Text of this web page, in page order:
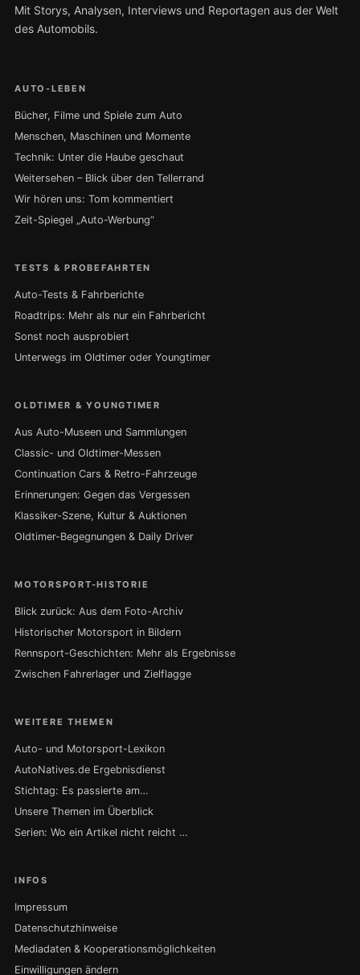
Mit Storys, Analysen, Interviews und Reportagen aus der Welt
des Automobils.
AUTO-LEBEN
Bücher, Filme und Spiele zum Auto
Menschen, Maschinen und Momente
Technik: Unter die Haube geschaut
Weitersehen – Blick über den Tellerrand
Wir hören uns: Tom kommentiert
Zeit-Spiegel „Auto-Werbung“
TESTS & PROBEFAHRTEN
Auto-Tests & Fahrberichte
Roadtrips: Mehr als nur ein Fahrbericht
Sonst noch ausprobiert
Unterwegs im Oldtimer oder Youngtimer
OLDTIMER & YOUNGTIMER
Aus Auto-Museen und Sammlungen
Classic- und Oldtimer-Messen
Continuation Cars & Retro-Fahrzeuge
Erinnerungen: Gegen das Vergessen
Klassiker-Szene, Kultur & Auktionen
Oldtimer-Begegnungen & Daily Driver
MOTORSPORT-HISTORIE
Blick zurück: Aus dem Foto-Archiv
Historischer Motorsport in Bildern
Rennsport-Geschichten: Mehr als Ergebnisse
Zwischen Fahrerlager und Zielflagge
WEITERE THEMEN
Auto- und Motorsport-Lexikon
AutoNatives.de Ergebnisdienst
Stichtag: Es passierte am…
Unsere Themen im Überblick
Serien: Wo ein Artikel nicht reicht …
INFOS
Impressum
Datenschutzhinweise
Mediadaten & Kooperationsmöglichkeiten
Einwilligungen ändern